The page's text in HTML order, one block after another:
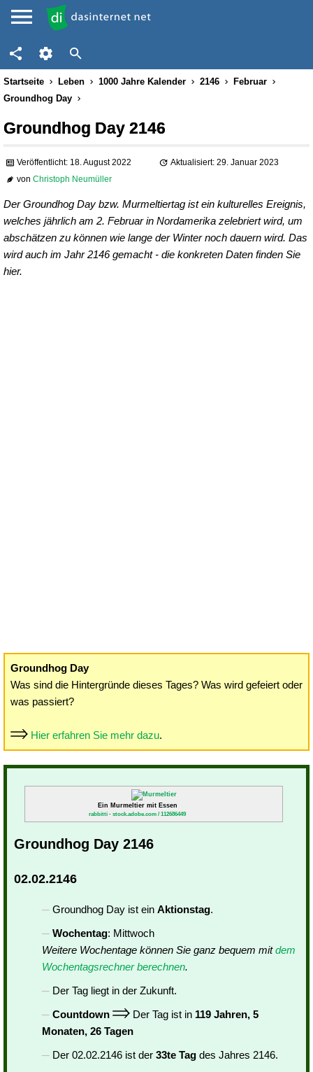
Startseite Leben 1000 Jahre Kalender 2146
Februar
Groundhog Day
Groundhog Day 2146
Veröffentlicht: 18. August 2022
Aktualisiert: 29. Januar 2023
vonChristoph Neumüller
Der Groundhog Day bzw. Murmeltiertag ist ein kulturelles Ereignis,
welches jährlich am 2. Februar in Nordamerika zelebriert wird, um
abschätzen zu können wie lange der Winter noch dauern wird. Das
wird auch im Jahr 2146 gemacht - die konkreten Daten finden Sie
hier.
Groundhog Day
Was sind die Hintergründe dieses Tages? Was wird gefeiert oder
was passiert?
Hier erfahren Sie mehr dazu.
Ein Murmeltier mit Essen
rabbitti - stock.adobe.com / 112686449
Groundhog Day 2146
02.02.2146
Groundhog Day ist ein Aktionstag.
Wochentag: Mittwoch
Weitere Wochentage können Sie ganz bequem mitdem
Wochentagsrechner berechnen.
Der Tag liegt in der Zukunft.
Countdown
Der Tag ist in 119 Jahren, 5
Monaten, 26 Tagen
Der 02.02.2146 ist der 33te Tag des Jahres 2146.